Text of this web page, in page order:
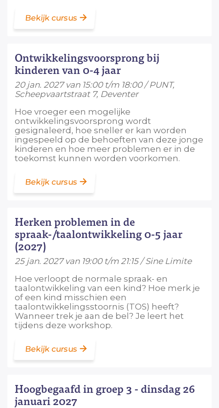
Bekijk cursus
Ontwikkelingsvoorsprong bij
kinderen van 0-4 jaar
20 jan. 2027 van 15:00 t/m 18:00 / PUNT,
Scheepvaartstraat 7, Deventer
Hoe vroeger een mogelijke
ontwikkelingsvoorsprong wordt
gesignaleerd, hoe sneller er kan worden
ingespeeld op de behoeften van deze jonge
kinderen en hoe meer problemen er in de
toekomst kunnen worden voorkomen.
Bekijk cursus
Herken problemen in de
spraak-/taalontwikkeling 0-5 jaar
(2027)
25 jan. 2027 van 19:00 t/m 21:15 / Sine Limite
Hoe verloopt de normale spraak- en
taalontwikkeling van een kind? Hoe merk je
of een kind misschien een
taalontwikkelingsstoornis (TOS) heeft?
Wanneer trek je aan de bel? Je leert het
tijdens deze workshop.
Bekijk cursus
Hoogbegaafd in groep 3 - dinsdag 26
januari 2027